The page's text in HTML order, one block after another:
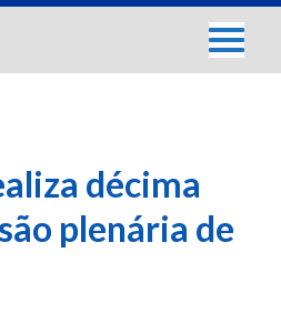
décima
plenária de